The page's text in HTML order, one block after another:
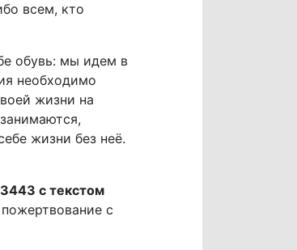
всем, кто
обувь: мы идем в
необходимо
жизни на
жизни без неё.
с текстом
с